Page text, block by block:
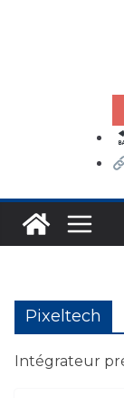
Pixeltech
Intégrateur